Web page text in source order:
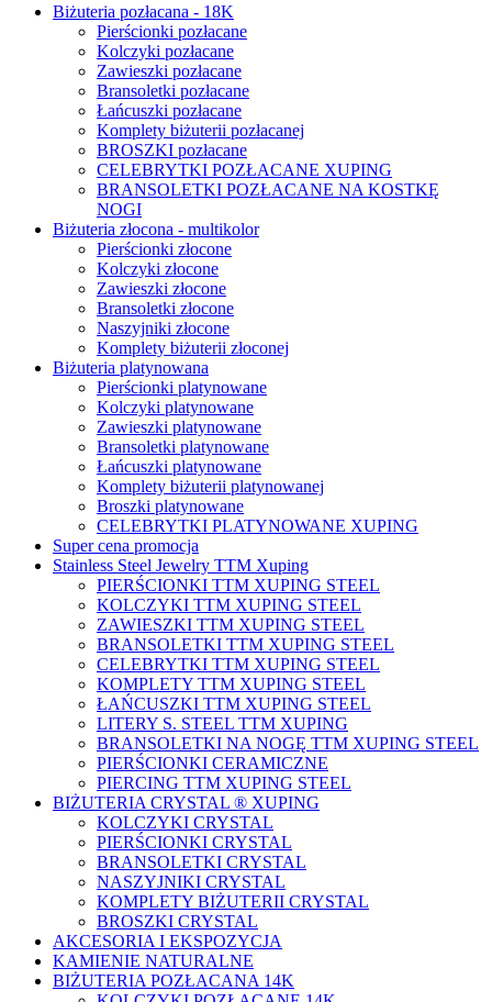
Biżuteria pozłacana - 18K
Pierścionki pozłacane
Kolczyki pozłacane
Zawieszki pozłacane
Bransoletki pozłacane
Łańcuszki pozłacane
Komplety biżuterii pozłacanej
BROSZKI pozłacane
CELEBRYTKI POZŁACANE XUPING
BRANSOLETKI POZŁACANE NA KOSTKĘ
NOGI
Biżuteria złocona - multikolor
Pierścionki złocone
Kolczyki złocone
Zawieszki złocone
Bransoletki złocone
Naszyjniki złocone
Komplety biżuterii złoconej
Biżuteria platynowana
Pierścionki platynowane
Kolczyki platynowane
Zawieszki platynowane
Bransoletki platynowane
Łańcuszki platynowane
Komplety biżuterii platynowanej
Broszki platynowane
CELEBRYTKI PLATYNOWANE XUPING
Super cena promocja
Stainless Steel Jewelry TTM Xuping
PIERŚCIONKI TTM XUPING STEEL
KOLCZYKI TTM XUPING STEEL
ZAWIESZKI TTM XUPING STEEL
BRANSOLETKI TTM XUPING STEEL
CELEBRYTKI TTM XUPING STEEL
KOMPLETY TTM XUPING STEEL
ŁAŃCUSZKI TTM XUPING STEEL
LITERY S. STEEL TTM XUPING
BRANSOLETKI NA NOGĘ TTM XUPING STEEL
PIERŚCIONKI CERAMICZNE
PIERCING TTM XUPING STEEL
BIŻUTERIA CRYSTAL ® XUPING
KOLCZYKI CRYSTAL
PIERŚCIONKI CRYSTAL
BRANSOLETKI CRYSTAL
NASZYJNIKI CRYSTAL
KOMPLETY BIŻUTERII CRYSTAL
BROSZKI CRYSTAL
AKCESORIA I EKSPOZYCJA
KAMIENIE NATURALNE
BIŻUTERIA POZŁACANA 14K